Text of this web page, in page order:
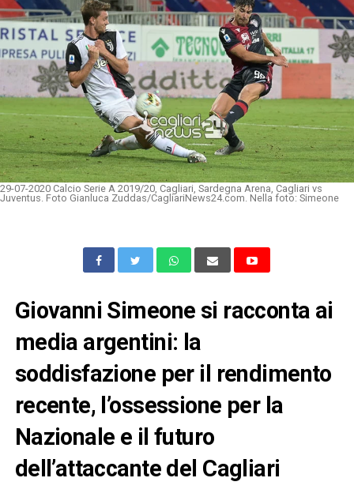
29-07-2020 Calcio Serie A 2019/20, Cagliari, Sardegna Arena, Cagliari vs
Juventus. Foto Gianluca Zuddas/CagliariNews24.com. Nella foto: Simeone
Giovanni Simeone si racconta ai
media argentini: la
soddisfazione per il rendimento
recente, l’ossessione per la
Nazionale e il futuro
dell’attaccante del Cagliari